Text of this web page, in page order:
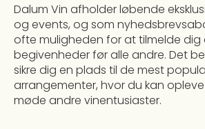
Dalum Vin afholder løbende
og events, og som
ofte muligheden for at tilmelde dig
begivenheder før alle andre. Det
sikre dig en plads til de mest
arrangementer, hvor du kan
møde andre vinentusiaster.